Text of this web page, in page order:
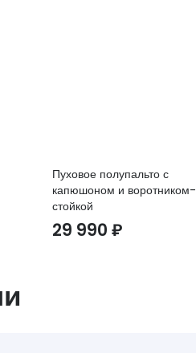
Пуховое полупальто с
капюшоном и воротником-
стойкой
29 990₽